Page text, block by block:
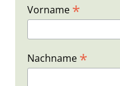
Vorname *
Nachname *